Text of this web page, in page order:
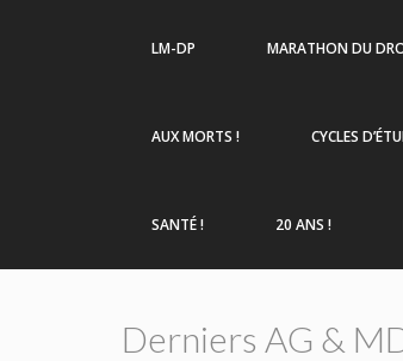
LM-DP MARATHON DU
AUX MORTS ! CYCLES
SANTÉ ! 20 ANS !
Derniers AG &